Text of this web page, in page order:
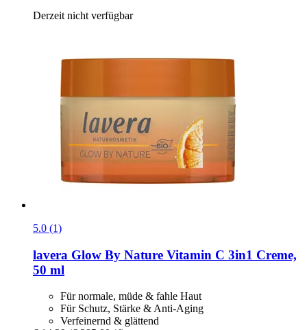
Derzeit nicht verfügbar
5.0 (1)
lavera Glow By Nature Vitamin C 3in1 Creme,
50 ml
Für normale, müde & fahle Haut
Für Schutz, Stärke & Anti-Aging
Verfeinernd & glättend